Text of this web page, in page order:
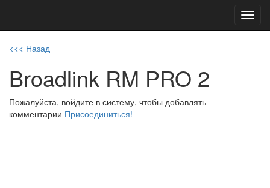
<<< Назад
Broadlink RM PRO 2
Пожалуйста, войдите в систему, чтобы добавлять
комментарии Присоединиться!